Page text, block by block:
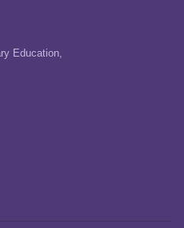
Education,